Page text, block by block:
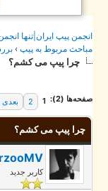
پيپ ايران|تنها انجمن
مربوط به پيپ› بررسی
چرا پیپ می کشم؟
(2):
1
2 بعدی »
چرا پیپ می کشم؟
BorzooMV
کاربر جدید